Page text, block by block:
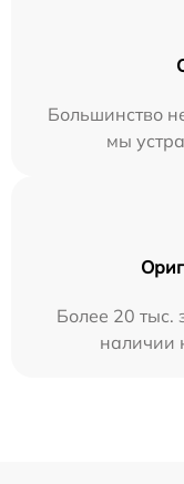
Большинство
мы
Более 20 тыс.
наличии